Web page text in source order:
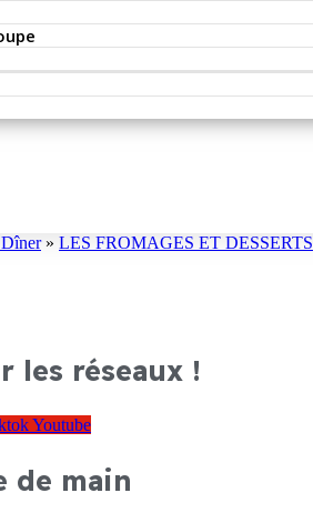
» LES FROMAGES ET DESSERTS
les réseaux !
Youtube
de main